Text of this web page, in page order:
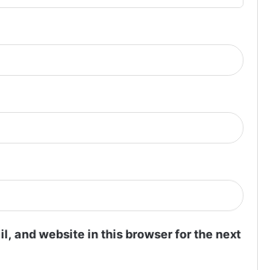
and website in this browser for the next